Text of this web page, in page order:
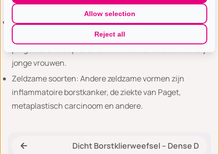
wat kan leiden tot meer agressieve groei.
Triple negatieve borstkanker: Dit type borstkanker is
negatief voor oestrogeenreceptoren,
jonge vrouwen.
Zeldzame soorten: Andere zeldzame vormen zijn
inflammatoire borstkanker, de ziekte van Paget,
metaplastisch carcinoom en andere.
Dicht Borstklierweefsel – Dense D
Reject all
Allow selection